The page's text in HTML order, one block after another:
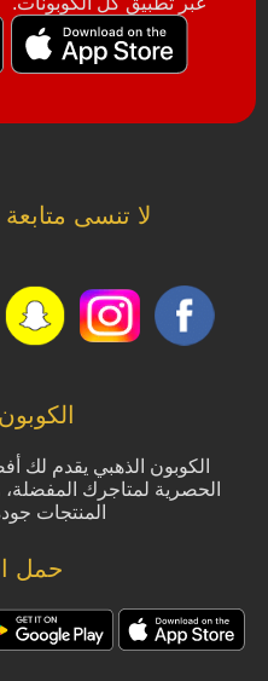
لا تنسى
الكوبون الذهبي يقدم لك
الحصرية لمتاجرك
المنتجات
حمل